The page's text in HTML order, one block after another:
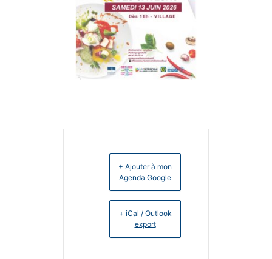
+ Ajouter à mon
Agenda Google
+ iCal / Outlook
export